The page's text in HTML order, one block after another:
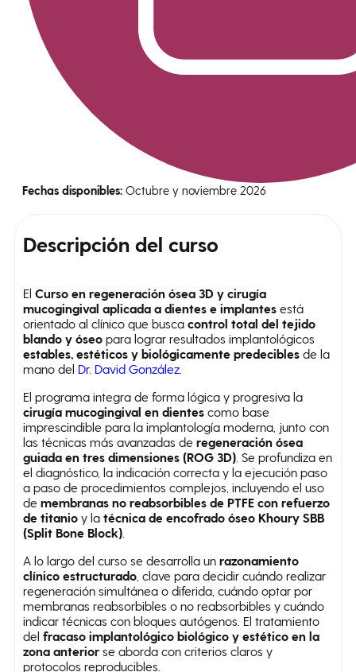
Fechas disponibles: Octubre y noviembre 2026
Descripción del curso
El Curso en regeneración ósea 3D y cirugía
mucogingival aplicada a dientes e implantes está
orientado al clínico que busca control total del tejido
blando y óseo para lograr resultados implantológicos
estables, estéticos y biológicamente predecibles de la
mano del Dr. David González.
El programa integra de forma lógica y progresiva la
cirugía mucogingival en dientes como base
imprescindible para la implantología moderna, junto con
las técnicas más avanzadas de regeneración ósea
guiada en tres dimensiones (ROG 3D) . Se profundiza en
el diagnóstico, la indicación correcta y la ejecución paso
a paso de procedimientos complejos, incluyendo el uso
de membranas no reabsorbibles de PTFE con refuerzo
de titanio y la técnica de encofrado óseo Khoury SBB
(Split Bone Block)
A lo largo del curso se desarrolla un razonamiento
clínico estructurado , clave para decidir cuándo realizar
regeneración simultánea o diferida, cuándo optar por
membranas reabsorbibles o no reabsorbibles y cuándo
indicar técnicas con bloques autógenos. El tratamiento
del fracaso implantológico biológico y estético en la
zona anterior se aborda con criterios claros y
protocolos reproducibles.